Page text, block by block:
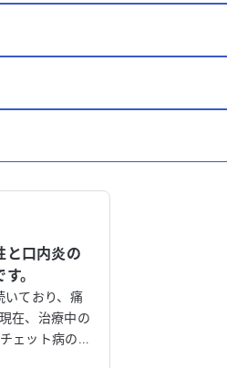
と口内炎の
。
いており、痛
在、治療中の
ェット病の可
。病院で血液